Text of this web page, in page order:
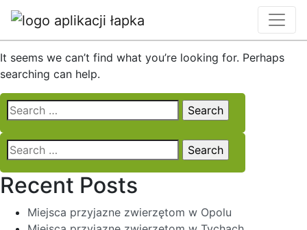
Nothing Found
It seems we can’t find what you’re looking for. Perhaps
searching can help.
Search
for:
Search
for:
Recent Posts
Miejsca przyjazne zwierzętom w Opolu